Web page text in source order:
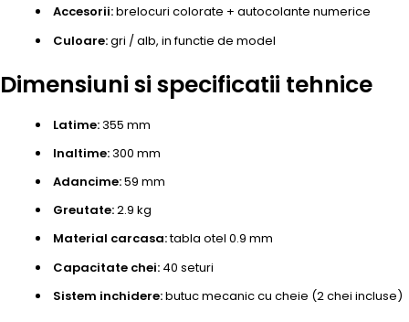
Accesorii:brelocuri colorate + autocolante numerice
Culoare:gri / alb, in functie de model
Dimensiuni si specificatii tehnice
Latime:355 mm
Inaltime:300 mm
Adancime:59 mm
Greutate:2.9 kg
Material carcasa:tabla otel 0.9 mm
Capacitate chei: 40 seturi
Sistem inchidere:butuc mecanic cu cheie (2 chei incluse)